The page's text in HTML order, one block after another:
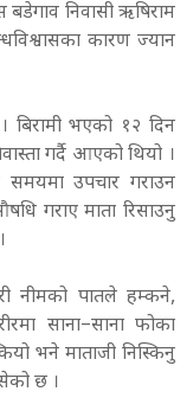
निवासी ऋषिराम
कारण ज्यान
बिरामी भएको १२ दिन
गर्दै आएको थियो ।
उपचार गराउन
गराए माता रिसाउनु
नीमको पातले हम्कने,
साना–साना फोका
भने माताजी निस्किनु
छ ।